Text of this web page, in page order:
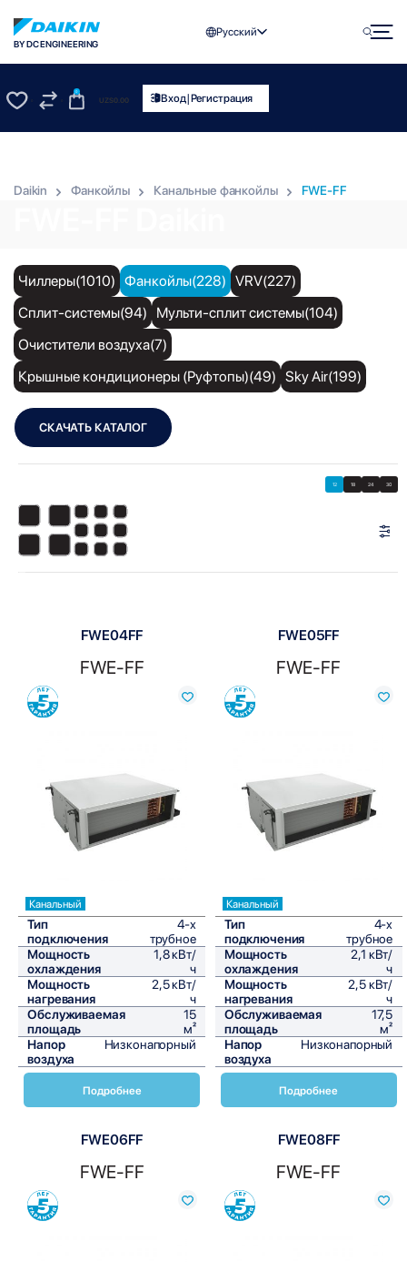
BY DC ENGINEERING
Русский
0
UZS0.00 Вход|Регистрация
Daikin Фанкойлы Канальные фанкойлы FWE-FF
Чиллеры(1010) Фанкойлы(228) VRV(227)
Сплит-системы(94)
Мульти-сплит системы(104)
Очистители воздуха(7)
Крышные кондиционеры (Руфтопы)(49) Sky Air(199)
СКАЧАТЬ КАТАЛОГ
12 18 24 30
Показать:
FWE04FF
FWE-FF
Сравнить
Канальный
Тип
подключения
4-х
трубное
Мощность
охлаждения
1,8 кВт/
ч
Мощность
нагревания
2,5 кВт/
ч
Обслуживаемая
площадь
15
м²
Напор
воздуха
Низконапорный
Подробнее
FWE05FF
FWE-FF
Сравнить
Канальный
Тип
подключения
4-х
трубное
Мощность
охлаждения
2,1 кВт/
ч
Мощность
нагревания
2,5 кВт/
ч
Обслуживаемая
площадь
17,5
м²
Напор
воздуха
Низконапорный
Подробнее
FWE06FF
FWE-FF
FWE08FF
FWE-FF